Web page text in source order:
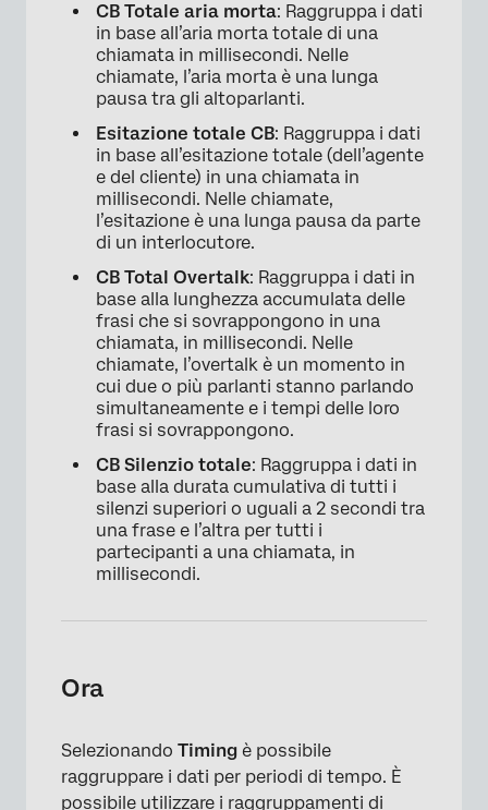
CB Totale aria morta: Raggruppa i dati
in base all’aria morta totale di una
chiamata in millisecondi. Nelle
chiamate, l’aria morta è una lunga
pausa tra gli altoparlanti.
Esitazione totale CB: Raggruppa i dati
in base all’esitazione totale (dell’agente
e del cliente) in una chiamata in
millisecondi. Nelle chiamate,
l’esitazione è una lunga pausa da parte
di un interlocutore.
CB Total Overtalk: Raggruppa i dati in
base alla lunghezza accumulata delle
frasi che si sovrappongono in una
chiamata, in millisecondi. Nelle
chiamate, l’overtalk è un momento in
cui due o più parlanti stanno parlando
simultaneamente e i tempi delle loro
frasi si sovrappongono.
CB Silenzio totale: Raggruppa i dati in
base alla durata cumulativa di tutti i
silenzi superiori o uguali a 2 secondi tra
una frase e l’altra per tutti i
partecipanti a una chiamata, in
millisecondi.
Ora
Selezionando Timing è possibile
raggruppare i dati per periodi di tempo. È
possibile utilizzare i raggruppamenti di